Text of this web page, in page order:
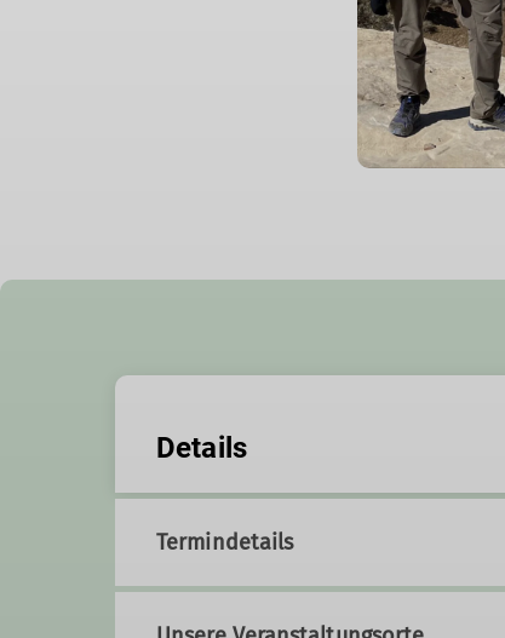
Details
Termindetails